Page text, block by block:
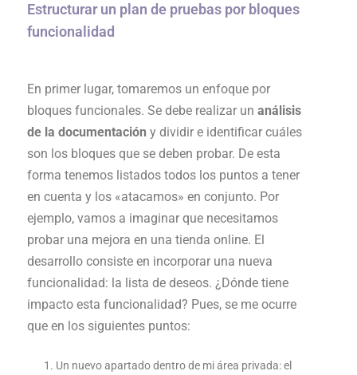
Estructurar un plan de pruebas por bloques
funcionalidad
En primer lugar, tomaremos un enfoque por
bloques funcionales. Se debe realizar un análisis
de la documentación y dividir e identificar cuáles
son los bloques que se deben probar. De esta
forma tenemos listados todos los puntos a tener
en cuenta y los «atacamos» en conjunto. Por
ejemplo, vamos a imaginar que necesitamos
probar una mejora en una tienda online. El
desarrollo consiste en incorporar una nueva
funcionalidad: la lista de deseos. ¿Dónde tiene
impacto esta funcionalidad? Pues, se me ocurre
que en los siguientes puntos:
Un nuevo apartado dentro de mi área privada: el